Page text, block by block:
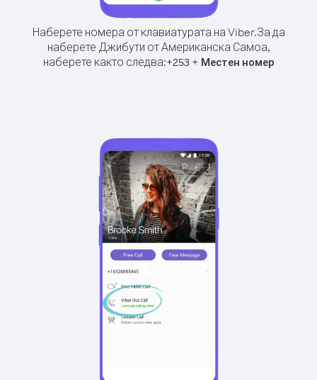
Наберете номера от клавиатурата на Viber.За да
наберете Джибути от Американска Самоа,
наберете както следва:+253+ Местен номер